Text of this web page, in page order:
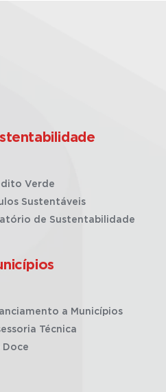
Verde
Sustentáveis
de Sustentabilidade
a Municípios
Técnica
Doce